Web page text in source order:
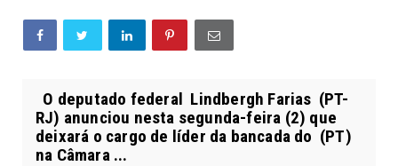
O deputado federal Lindbergh Farias (PT-
RJ) anunciou nesta segunda-feira (2) que
deixará o cargo de líder da bancada do (PT)
na Câmara ...